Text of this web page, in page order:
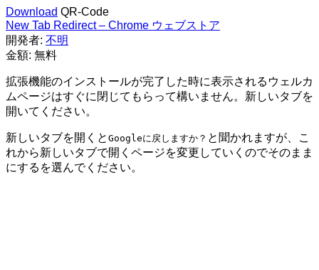
Download QR-Code
New Tab Redirect – Chrome ウェブストア
開発者: 不明
金額: 無料
拡張機能のインストールが完了した時に表示されるウェルカ
ムページはすぐに閉じてもらって構いません。新しいタブを
開いてください。
新しいタブを開くと Googleに戻しますか？ と聞かれますが、こ
れから新しいタブで開くページを変更していくのでそのまま
にする を選んでください。